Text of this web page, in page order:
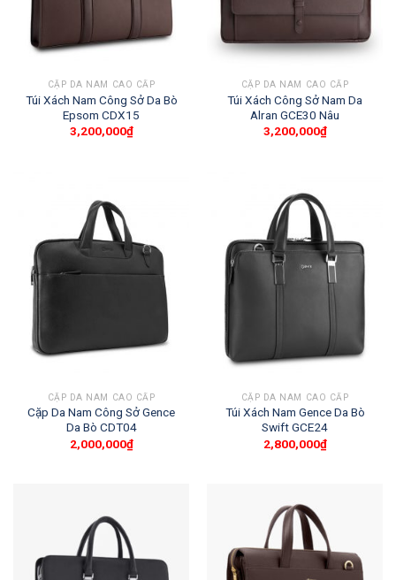
CẶP DA NAM CAO CẤP
Túi Xách Nam Công Sở Da Bò
Epsom CDX15
3,200,000₫
CẶP DA NAM CAO CẤP
Túi Xách Công Sở Nam Da
Alran GCE30 Nâu
3,200,000₫
CẶP DA NAM CAO CẤP
Cặp Da Nam Công Sở Gence
Da Bò CDT04
2,000,000₫
CẶP DA NAM CAO CẤP
Túi Xách Nam Gence Da Bò
Swift GCE24
2,800,000₫